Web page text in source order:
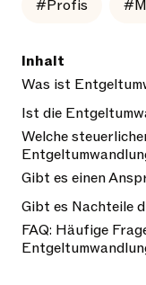
#Profis
Inhalt
Was ist
Ist die
Welche
Gibt es einen
Gibt es Nachteile
FAQ: Häufige